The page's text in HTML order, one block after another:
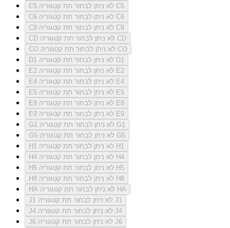
C5
לא ניתן לבחור תת קטגוריה C5
C6
לא ניתן לבחור תת קטגוריה C6
C9
לא ניתן לבחור תת קטגוריה C9
CD
לא ניתן לבחור תת קטגוריה CD
CO
לא ניתן לבחור תת קטגוריה CO
D1
לא ניתן לבחור תת קטגוריה D1
E2
לא ניתן לבחור תת קטגוריה E2
E4
לא ניתן לבחור תת קטגוריה E4
E5
לא ניתן לבחור תת קטגוריה E5
E8
לא ניתן לבחור תת קטגוריה E8
E9
לא ניתן לבחור תת קטגוריה E9
G1
לא ניתן לבחור תת קטגוריה G1
G5
לא ניתן לבחור תת קטגוריה G5
H1
לא ניתן לבחור תת קטגוריה H1
H4
לא ניתן לבחור תת קטגוריה H4
H5
לא ניתן לבחור תת קטגוריה H5
H8
לא ניתן לבחור תת קטגוריה H8
HA
לא ניתן לבחור תת קטגוריה HA
J1
לא ניתן לבחור תת קטגוריה J1
J4
לא ניתן לבחור תת קטגוריה J4
J6
לא ניתן לבחור תת קטגוריה J6